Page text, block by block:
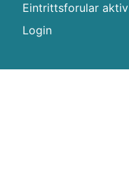
Eintrittsforular aktiv
Login